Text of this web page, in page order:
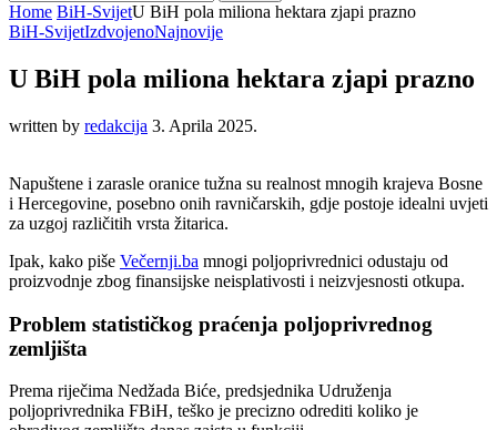
Home BiH-SvijetU BiH pola miliona hektara zjapi prazno
BiH-SvijetIzdvojenoNajnovije
U BiH pola miliona hektara zjapi prazno
written by redakcija 3. Aprila 2025.
Napuštene i zarasle oranice tužna su realnost mnogih krajeva Bosne
i Hercegovine, posebno onih ravničarskih, gdje postoje idealni uvjeti
za uzgoj različitih vrsta žitarica.
Ipak, kako piše Večernji.ba mnogi poljoprivrednici odustaju od
proizvodnje zbog finansijske neisplativosti i neizvjesnosti otkupa.
Problem statističkog praćenja poljoprivrednog
zemljišta
Prema riječima Nedžada Biće, predsjednika Udruženja
poljoprivrednika FBiH, teško je precizno odrediti koliko je